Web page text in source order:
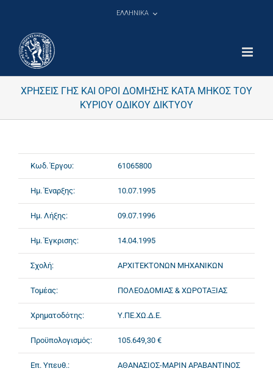
ΕΛΛΗΝΙΚΑ
ΧΡΗΣΕΙΣ ΓΗΣ ΚΑΙ ΟΡΟΙ ΔΟΜΗΣΗΣ ΚΑΤΑ ΜΗΚΟΣ ΤΟΥ
ΚΥΡΙΟΥ ΟΔΙΚΟΥ ΔΙΚΤΥΟΥ
Κωδ. Έργου: 61065800
Ημ. Έναρξης: 10.07.1995
Ημ. Λήξης: 09.07.1996
Ημ. Έγκρισης: 14.04.1995
Σχολή: ΑΡΧΙΤΕΚΤΟΝΩΝ ΜΗΧΑΝΙΚΩΝ
Τομέας: ΠΟΛΕΟΔΟΜΙΑΣ & ΧΩΡΟΤΑΞΙΑΣ
Χρηματοδότης: Υ.ΠΕ.ΧΩ.Δ.Ε.
Προϋπολογισμός: 105.649,30 €
Επ. Υπευθ.: ΑΘΑΝΑΣΙΟΣ-ΜΑΡΙΝ ΑΡΑΒΑΝΤΙΝΟΣ